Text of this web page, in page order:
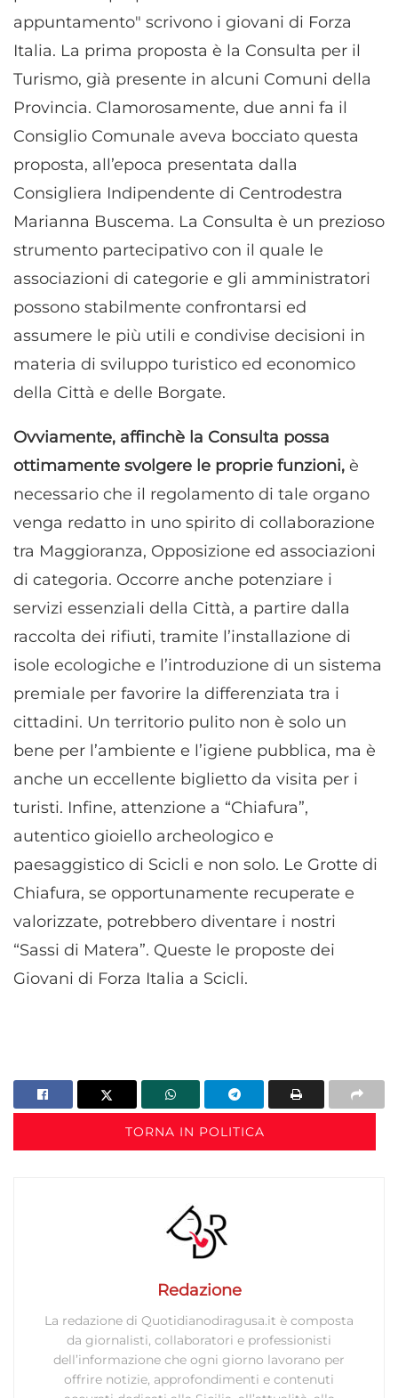
appuntamento" scrivono i giovani di Forza
Italia. La prima proposta è la Consulta per il
Turismo, già presente in alcuni Comuni della
Provincia. Clamorosamente, due anni fa il
Consiglio Comunale aveva bocciato questa
proposta, all’epoca presentata dalla
Consigliera Indipendente di Centrodestra
Marianna Buscema. La Consulta è un prezioso
strumento partecipativo con il quale le
associazioni di categorie e gli amministratori
possono stabilmente confrontarsi ed
assumere le più utili e condivise decisioni in
materia di sviluppo turistico ed economico
della Città e delle Borgate.
Ovviamente, affinchè la Consulta possa
ottimamente svolgere le proprie funzioni, è
necessario che il regolamento di tale organo
venga redatto in uno spirito di collaborazione
tra Maggioranza, Opposizione ed associazioni
di categoria. Occorre anche potenziare i
servizi essenziali della Città, a partire dalla
raccolta dei rifiuti, tramite l’installazione di
isole ecologiche e l’introduzione di un sistema
premiale per favorire la differenziata tra i
cittadini. Un territorio pulito non è solo un
bene per l’ambiente e l’igiene pubblica, ma è
anche un eccellente biglietto da visita per i
turisti. Infine, attenzione a “Chiafura”,
autentico gioiello archeologico e
paesaggistico di Scicli e non solo. Le Grotte di
Chiafura, se opportunamente recuperate e
valorizzate, potrebbero diventare i nostri
“Sassi di Matera”. Queste le proposte dei
Giovani di Forza Italia a Scicli.
TORNA IN POLITICA
Redazione
La redazione di Quotidianodiragusa.it è composta
da giornalisti, collaboratori e professionisti
dell’informazione che ogni giorno lavorano per
offrire notizie, approfondimenti e contenuti